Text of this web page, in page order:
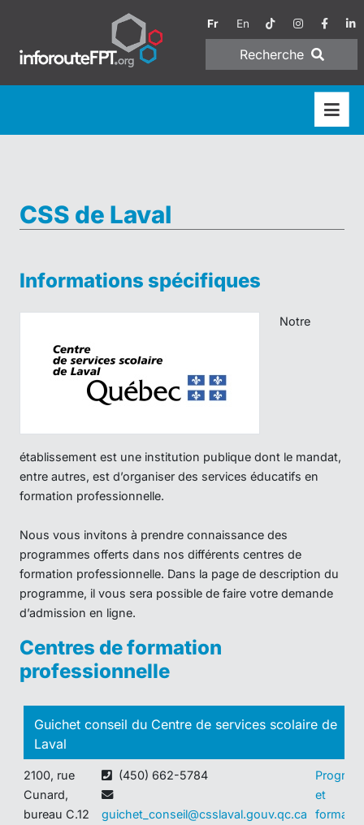
Fr En
Recherche
CSS de Laval
Informations spécifiques
Notre
établissement est une institution publique dont le mandat,
entre autres, est d’organiser des services éducatifs en
formation professionnelle.
Nous vous invitons à prendre connaissance des
programmes offerts dans nos différents centres de
formation professionnelle. Dans la page de description du
programme, il vous sera possible de faire votre demande
d’admission en ligne.
Centres de formation
professionnelle
Guichet conseil du Centre de services scolaire de
Laval
2100, rue
Cunard,
bureau C.12
(450) 662-5784
guichet_conseil@csslaval.gouv.qc.ca
et